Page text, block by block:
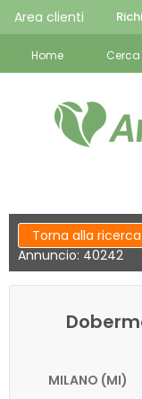
Area clienti
Home Cerca
Torna alla ricerca
Annuncio: 40242
MILANO (MI)